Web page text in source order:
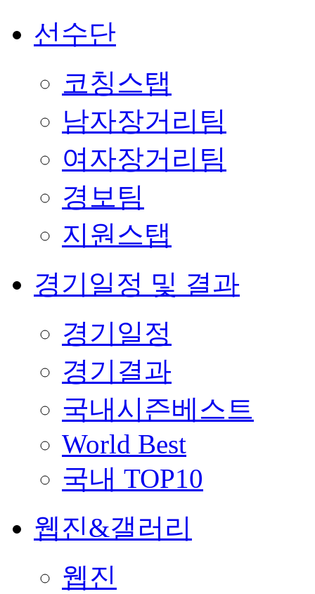
선수단
코칭스탭
남자장거리팀
여자장거리팀
경보팀
지원스탭
경기일정 및 결과
경기일정
경기결과
국내시즌베스트
World Best
국내 TOP10
웹진&갤러리
웹진